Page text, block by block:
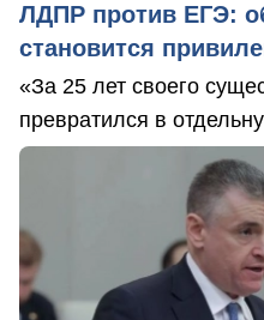
ЛДПР против ЕГЭ:
становится
«За 25 лет своего
превратился в